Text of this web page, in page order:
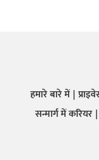
हमारे बारे में
सन्मार्ग में करियर